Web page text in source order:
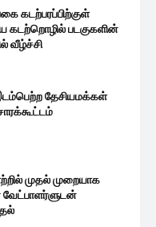
கடற்பரப்பிற்குள்
கடற்றொழில் படகுகளின்
வீழ்ச்சி
தேசியமக்கள்
முதல் முறையாக
வேட்பாளர்ளுடன்